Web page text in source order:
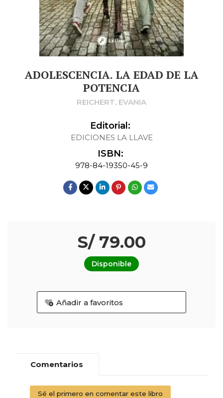
ADOLESCENCIA. LA EDAD DE LA
POTENCIA
REICHERT, EVANIA
Editorial:
EDICIONES LA LLAVE
ISBN:
978-84-19350-45-9
S/ 79.00
Disponible
Añadir a favoritos
Comentarios
Sé el primero en comentar este libro